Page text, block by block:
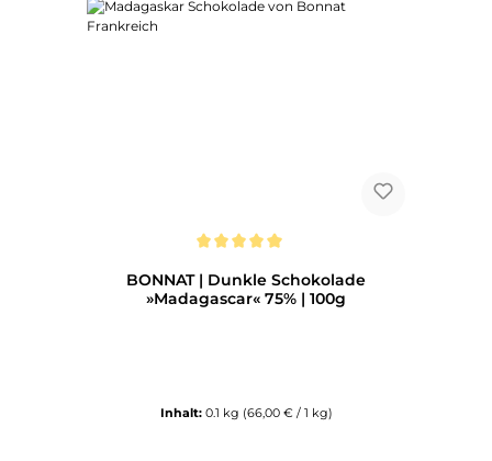
BONNAT | Dunkle Schokolade
»Madagascar« 75% | 100g
Inhalt: 0.1 kg (66,00 € / 1 kg)